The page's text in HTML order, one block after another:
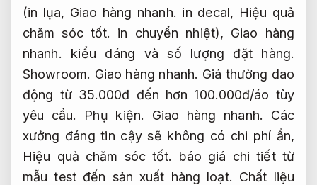
(in lụa, Giao hàng nhanh. in decal, Hiệu quả
chăm sóc tốt.
in chuyển nhiệt), Giao hàng
nhanh. kiểu dáng và số lượng đặt hàng.
Showroom. Giao hàng nhanh. Giá thường dao
động từ 35.000đ đến hơn 100.000đ/áo tùy
yêu cầu. Phụ kiện. Giao hàng nhanh. Các
xưởng đáng tin cậy sẽ không có chi phí ẩn,
Hiệu quả chăm sóc tốt.
báo giá chi tiết từ
mẫu test đến sản xuất hàng loạt. Chất liệu